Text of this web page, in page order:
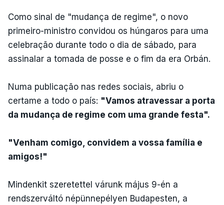
Como sinal de "mudança de regime", o novo
primeiro-ministro convidou os húngaros para uma
celebração durante todo o dia de sábado, para
assinalar a tomada de posse e o fim da era Orbán.
Numa publicação nas redes sociais, abriu o
certame a todo o país: "Vamos atravessar a porta
da mudança de regime com uma grande festa".
"Venham comigo, convidem a vossa família e
amigos!"
Mindenkit szeretettel várunk május 9-én a
rendszerváltó népünnepélyen Budapesten, a